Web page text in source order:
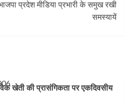
प्रदेश मीडिया प्रभारी के समुख रखी
समस्यायें
खेती की प्रासंगिकता पर एकदिवसीय